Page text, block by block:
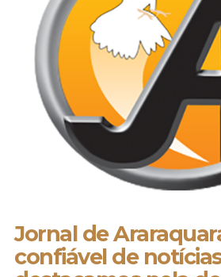
Jornal de
confiável de